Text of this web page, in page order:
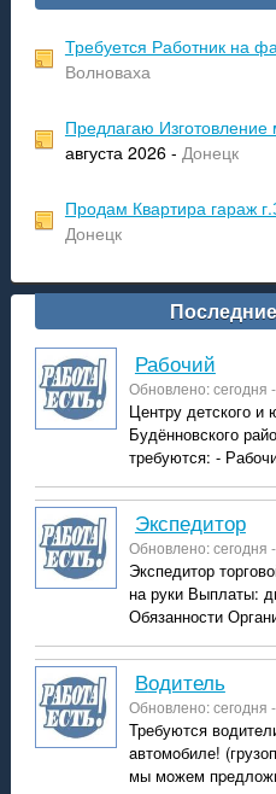
Требуется Работник на
Волноваха
Предлагаю Изготовление
августа 2026 - Донецк
Продам Квартира гараж
Донецк
рабочий
Обновлено: сегодня -
Центру детского и
Будённовского
требуются: -
экспедитор
Обновлено: сегодня -
Экспедитор
на руки Выплаты:
Обязанности
водитель
Обновлено: сегодня -
Требуются
aвтомoбиле!
мы мoжем